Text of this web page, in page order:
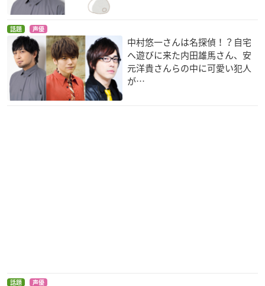
話題 声優
中村悠一さんは名探偵！？自宅
へ遊びに来た内田雄馬さん、安
元洋貴さんらの中に可愛い犯人
が…
話題 声優